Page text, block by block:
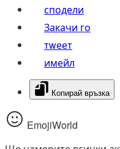
сподели
Закачи го
тwеет
имейл
Копирай връзка
EmojiWorld